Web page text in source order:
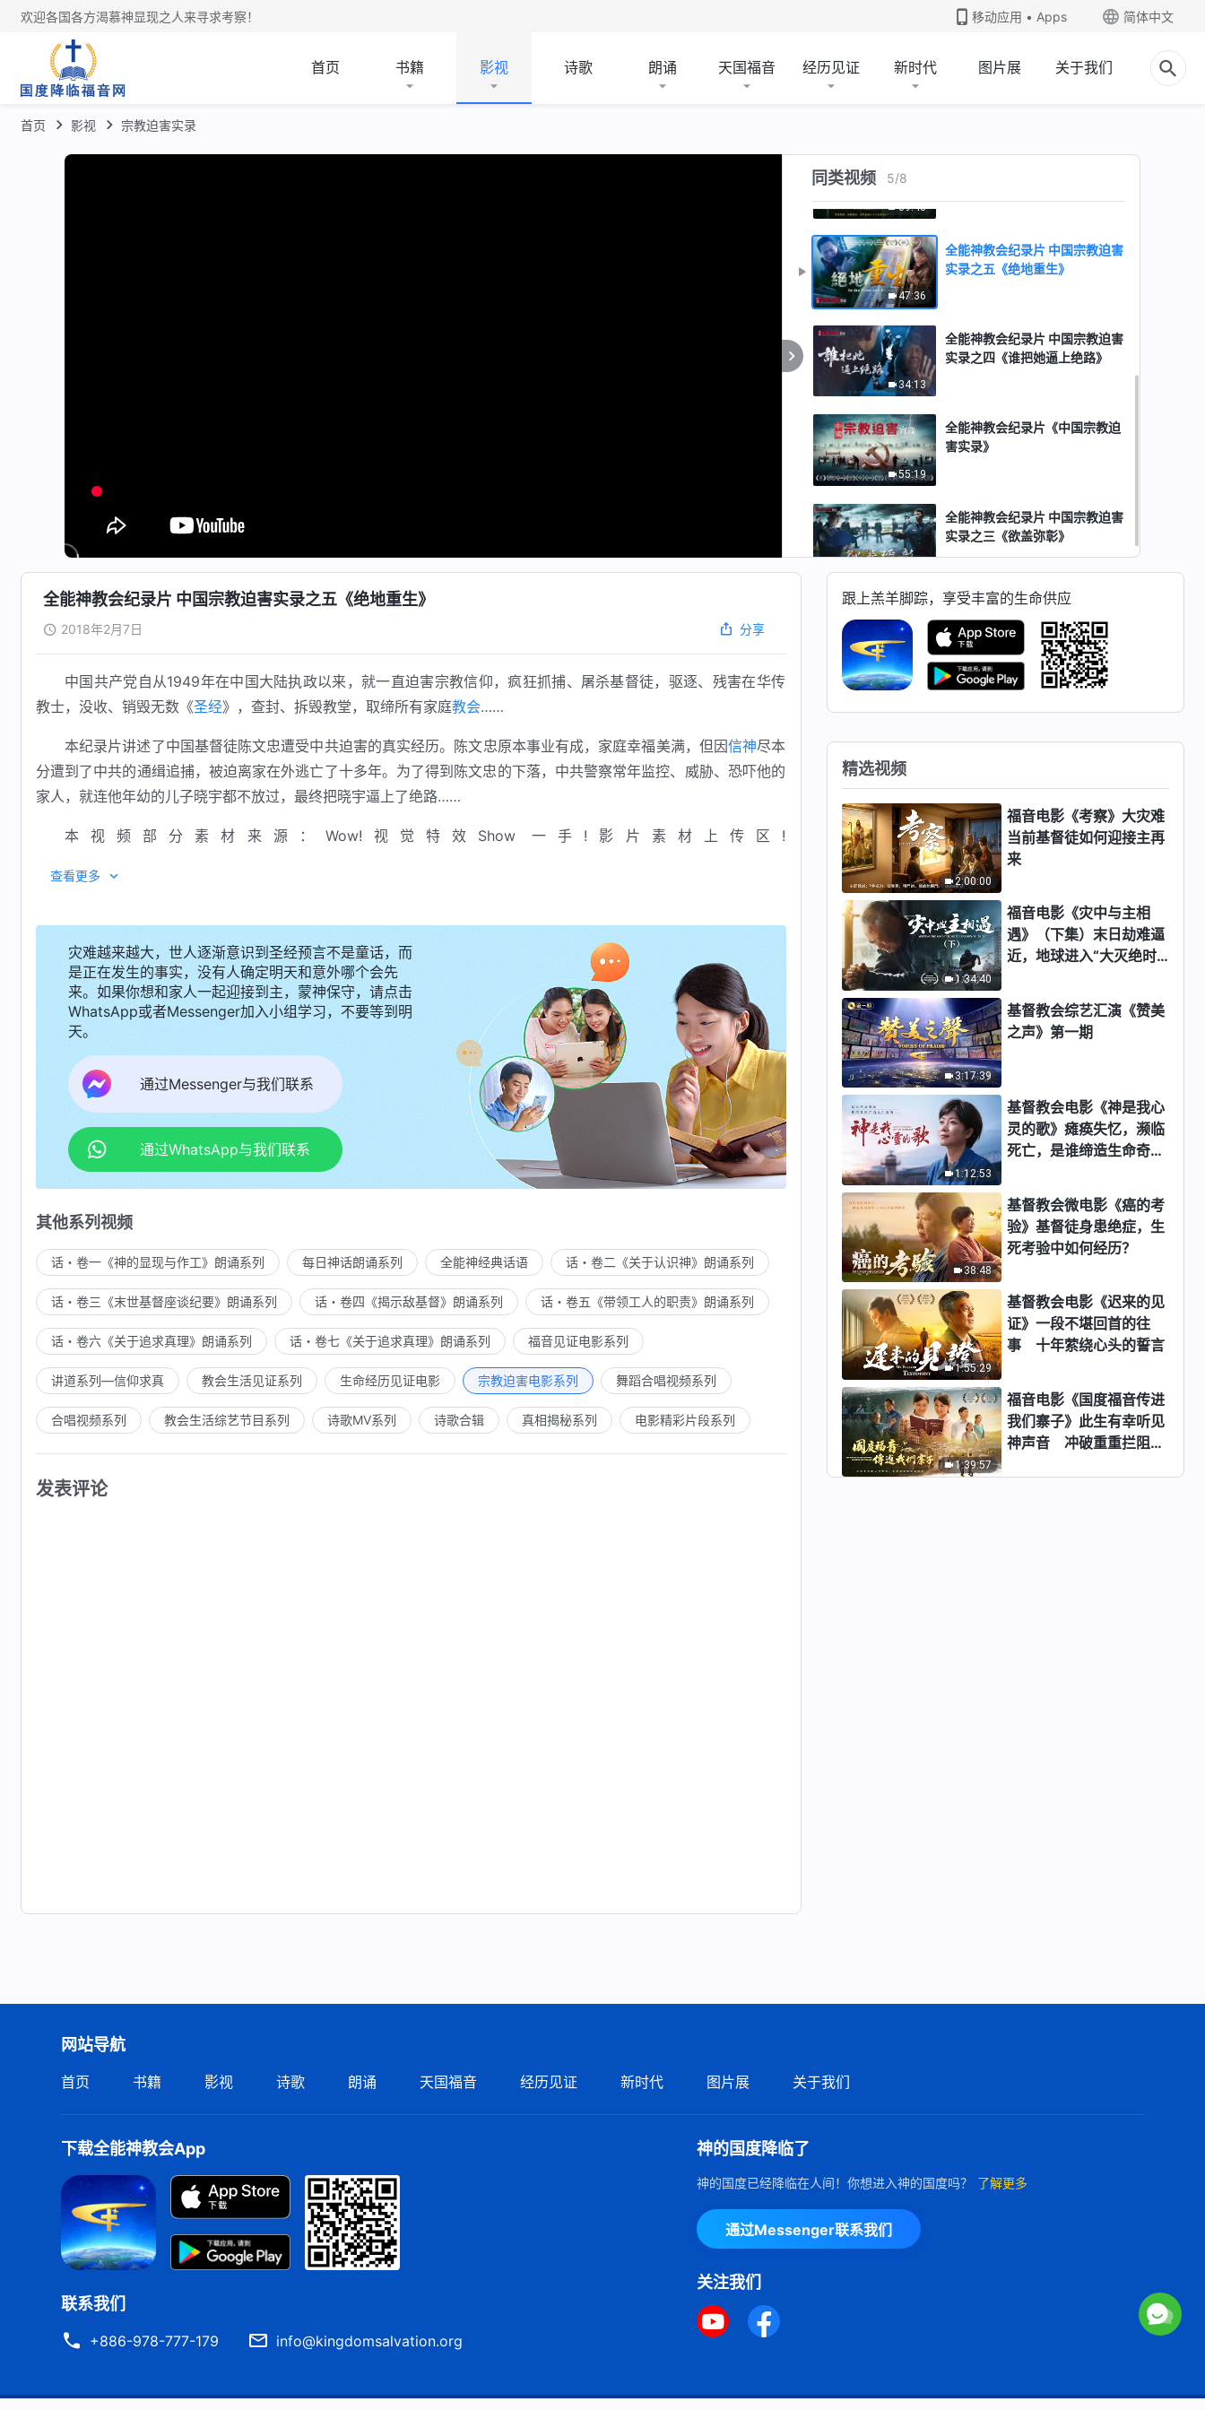
欢迎各国各方渴慕神显现之人来寻求考察！ 移动应用 • Apps 简体中文
首页 书籍 影视 诗歌 朗诵 天国福音 经历见证 新时代 图片展 关于我们
首页 影视 宗教迫害实录
同类视频 5/8
全能神教会纪录片 中国宗教迫害
39:43
全能神教会纪录片 中国宗教迫害
47:36
全能神教会纪录片 中国宗教迫害
实录之五《绝地重生》
34:13
全能神教会纪录片 中国宗教迫害
实录之四《谁把她逼上绝路》
55:19
全能神教会纪录片《中国宗教迫
害实录》
全能神教会纪录片 中国宗教迫害
实录之三《欲盖弥彰》
全能神教会纪录片 中国宗教迫害实录之五《绝地重生》
2018年2月7日 分享
中国共产党自从1949年在中国大陆执政以来，就一直迫害宗教信仰，疯狂抓捕、屠杀基督徒，驱逐、残害在华传
教士，没收、销毁无数《圣经》，查封、拆毁教堂，取缔所有家庭教会……
本纪录片讲述了中国基督徒陈文忠遭受中共迫害的真实经历。陈文忠原本事业有成，家庭幸福美满，但因信神尽本
分遭到了中共的通缉追捕，被迫离家在外逃亡了十多年。为了得到陈文忠的下落，中共警察常年监控、威胁、恐吓他的
家人，就连他年幼的儿子晓宇都不放过，最终把晓宇逼上了绝路……
本视频部分素材来源：Wow!视觉特效Show 一手!影片素材上传区!
查看更多
灾难越来越大，世人逐渐意识到圣经预言不是童话，而
是正在发生的事实，没有人确定明天和意外哪个会先
来。如果你想和家人一起迎接到主，蒙神保守，请点击
WhatsApp或者Messenger加入小组学习，不要等到明
天。
通过Messenger与我们联系
通过WhatsApp与我们联系
其他系列视频
话・卷一《神的显现与作工》朗诵系列 每日神话朗诵系列 全能神经典话语 话・卷二《关于认识神》朗诵系列
话・卷三《末世基督座谈纪要》朗诵系列 话・卷四《揭示敌基督》朗诵系列 话・卷五《带领工人的职责》朗诵系列
话・卷六《关于追求真理》朗诵系列 话・卷七《关于追求真理》朗诵系列 福音见证电影系列
讲道系列—信仰求真 教会生活见证系列 生命经历见证电影 宗教迫害电影系列 舞蹈合唱视频系列
合唱视频系列 教会生活综艺节目系列 诗歌MV系列 诗歌合辑 真相揭秘系列 电影精彩片段系列
发表评论
跟上羔羊脚踪，享受丰富的生命供应
精选视频
2:00:00
福音电影《考察》大灾难
当前基督徒如何迎接主再
来
1:34:40
福音电影《灾中与主相
遇》（下集）末日劫难逼
近，地球进入“大灭绝时
你准备好逃生了吗？
3:17:39
基督教会综艺汇演《赞美
之声》第一期
1:12:53
基督教会电影《神是我心
灵的歌》瘫痪失忆，濒临
死亡，是谁缔造生命奇
38:48
基督教会微电影《癌的考
验》基督徒身患绝症，生
死考验中如何经历？
1:55:29
基督教会电影《迟来的见
证》一段不堪回首的往
事 十年萦绕心头的誓言
1:39:57
福音电影《国度福音传进
我们寨子》此生有幸听见
神声音 冲破重重拦阻跟
网站导航
首页 书籍 影视 诗歌 朗诵 天国福音 经历见证 新时代 图片展 关于我们
下载全能神教会App
联系我们
+886-978-777-179 info@kingdomsalvation.org
神的国度降临了
神的国度已经降临在人间！你想进入神的国度吗？ 了解更多
通过Messenger联系我们
关注我们